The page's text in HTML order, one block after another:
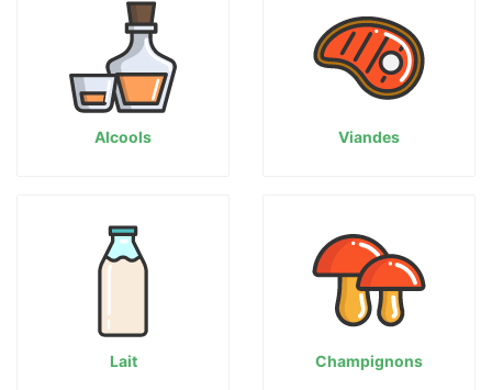
Alcools Viandes
Lait Champignons